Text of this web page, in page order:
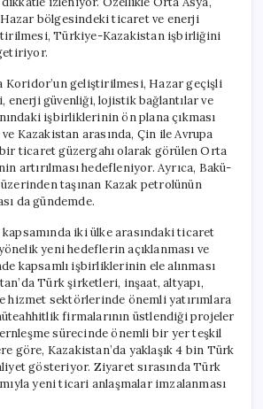
bölgesindeki ticaret ve enerji
Türkiye-Kazakistan işbirliğini
Koridor’un geliştirilmesi, Hazar geçişli
enerji güvenliği, lojistik bağlantılar ve
işbirliklerinin ön plana çıkması
Kazakistan arasında, Çin ile Avrupa
ticaret güzergahı olarak görülen Orta
artırılması hedefleniyor. Ayrıca, Bakü-
taşınan Kazak petrolünün
da gündemde.
iki ülke arasındaki ticaret
yeni hedeflerin açıklanması ve
kapsamlı işbirliklerinin ele alınması
Türk şirketleri, inşaat, altyapı,
hizmet sektörlerinde önemli yatırımlara
firmalarının üstlendiği projeler
sürecinde önemli bir yer teşkil
göre, Kazakistan’da yaklaşık 4 bin Türk
gösteriyor. Ziyaret sırasında Türk
yeni ticari anlaşmalar imzalanması